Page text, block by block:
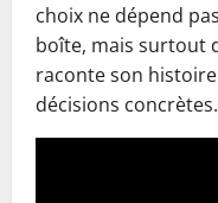
choix ne dépend
boîte, mais surtout
raconte son
décisions concrètes.